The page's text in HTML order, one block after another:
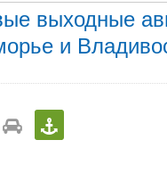
выходные
и